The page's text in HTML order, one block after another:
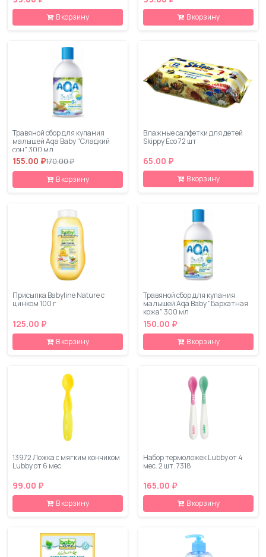
В корзину В корзину
Травяной сбор для купания
малышей Aqa Baby "Сладкий
сон" 300 мл
155.00 ₽170.00 ₽
В корзину
Влажные салфетки для детей
Skippy Eco 72 шт
65.00 ₽
В корзину
Присыпка Babyline Nature с
цинком 100 г
125.00 ₽
В корзину
Травяной сбор для купания
малышей Aqa Baby "Бархатная
кожа" 300 мл
150.00 ₽
В корзину
13972 Ложка с мягким кончиком
Lubby от 6 мес.
99.00 ₽
В корзину
Набор термоложек Lubby от 4
мес. 2 шт. 7318
165.00 ₽
В корзину